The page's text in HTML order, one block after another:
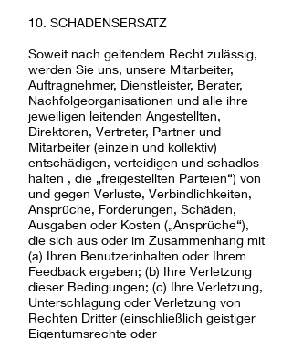
10. SCHADENSERSATZ
Soweit nach geltendem Recht zulässig,
werden Sie uns, unsere Mitarbeiter,
Auftragnehmer, Dienstleister, Berater,
Nachfolgeorganisationen und alle ihre
jeweiligen leitenden Angestellten,
Direktoren, Vertreter, Partner und
Mitarbeiter (einzeln und kollektiv)
entschädigen, verteidigen und schadlos
halten , die „freigestellten Parteien“) von
und gegen Verluste, Verbindlichkeiten,
Ansprüche, Forderungen, Schäden,
Ausgaben oder Kosten („Ansprüche“),
die sich aus oder im Zusammenhang mit
(a) Ihren Benutzerinhalten oder Ihrem
Feedback ergeben; (b) Ihre Verletzung
dieser Bedingungen; (c) Ihre Verletzung,
Unterschlagung oder Verletzung von
Rechten Dritter (einschließlich geistiger
Eigentumsrechte oder